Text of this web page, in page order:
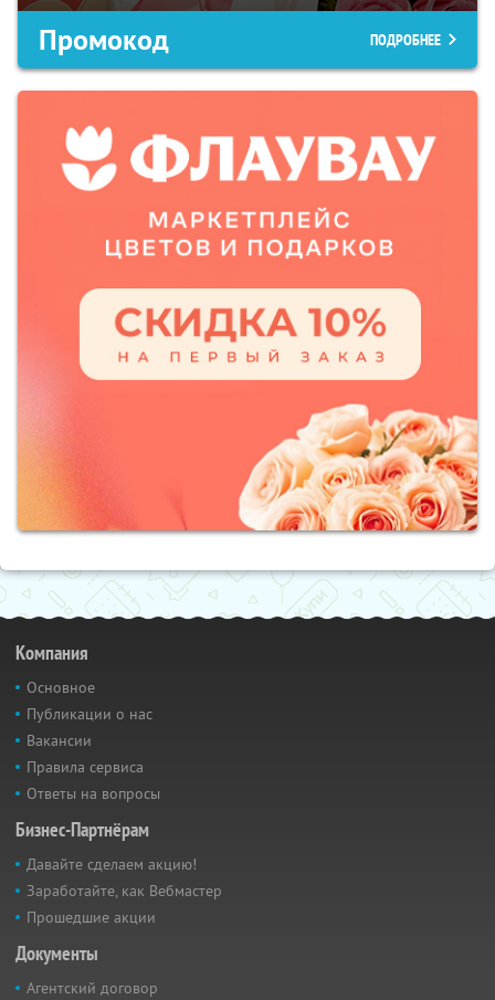
Промокод ПОДРОБНЕЕ
Компания
Основное
Публикации о нас
Вакансии
Правила сервиса
Ответы на вопросы
Бизнес-Партнёрам
Давайте сделаем акцию!
Заработайте, как Вебмастер
Прошедшие акции
Документы
Агентский договор